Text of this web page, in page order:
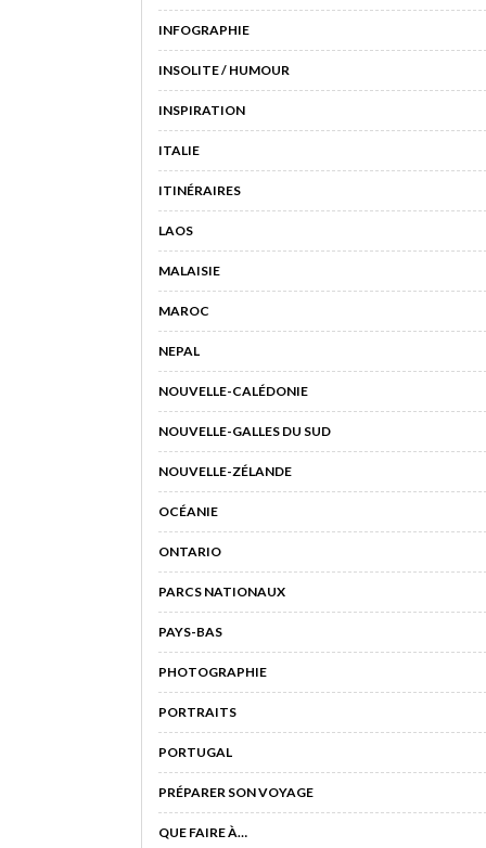
INFOGRAPHIE
INSOLITE / HUMOUR
INSPIRATION
ITALIE
ITINÉRAIRES
LAOS
MALAISIE
MAROC
NEPAL
NOUVELLE-CALÉDONIE
NOUVELLE-GALLES DU SUD
NOUVELLE-ZÉLANDE
OCÉANIE
ONTARIO
PARCS NATIONAUX
PAYS-BAS
PHOTOGRAPHIE
PORTRAITS
PORTUGAL
PRÉPARER SON VOYAGE
QUE FAIRE À…